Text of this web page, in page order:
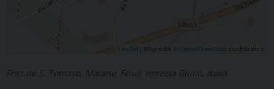
Leaflet | Map data © OpenStreetMap contributors
Fraz.ne S. Tomaso, Maiano, Friuli Venezia Giulia, Italia